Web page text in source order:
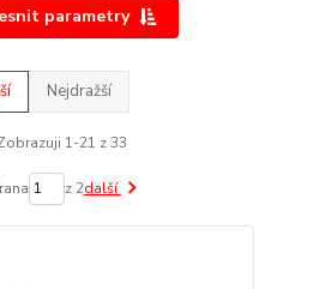
parametry
Nejdražší
1-21 z 33
z 2další